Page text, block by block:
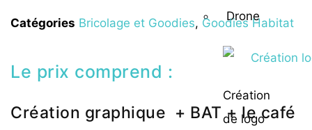
Drone
Création
de logo
Catégories Bricolage et Goodies, Goodies Habitat
Le prix comprend :
Création graphique + BAT + le café